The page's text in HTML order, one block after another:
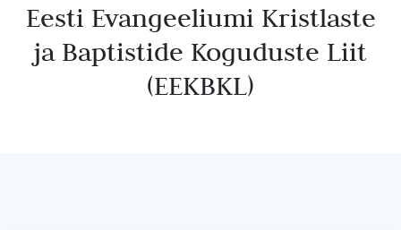
Eesti Evangeeliumi Kristlaste
ja Baptistide Koguduste Liit
(EEKBKL)